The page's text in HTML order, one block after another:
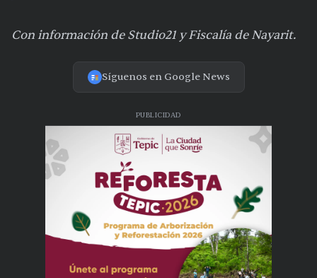
Con información de Studio21 y Fiscalía de Nayarit.
Síguenos en Google News
PUBLICIDAD